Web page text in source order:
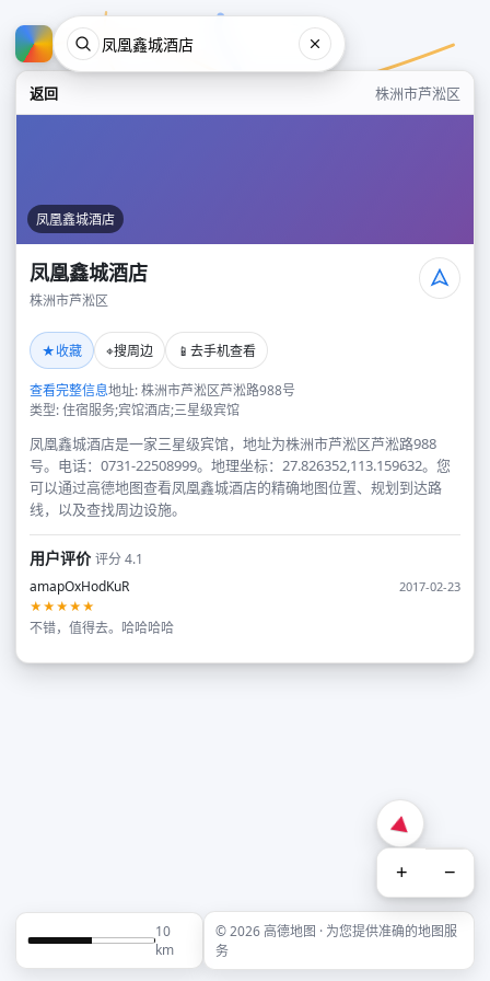
返回 株洲市芦淞区
凤凰鑫城酒店
凤凰鑫城酒店
株洲市芦淞区
★收藏 ⌖搜周边 📱 去手机查看
查看完整信息地址: 株洲市芦淞区芦淞路988号
类型: 住宿服务;宾馆酒店;三星级宾馆
凤凰鑫城酒店是一家三星级宾馆，地址为株洲市芦淞区芦淞路988
号。电话：0731-22508999。地理坐标：27.826352,113.159632。您
可以通过高德地图查看凤凰鑫城酒店的精确地图位置、规划到达路
线，以及查找周边设施。
用户评价评分 4.1
amapOxHodKuR
2017-02-23
★★★★★
不错，值得去。哈哈哈哈
+ −
10
km
© 2026 高德地图 · 为您提供准确的地图服
务